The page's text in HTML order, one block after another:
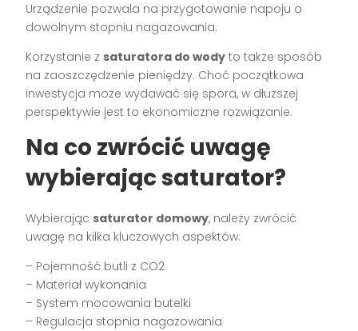
Urządzenie pozwala na przygotowanie napoju o
dowolnym stopniu nagazowania.
Korzystanie z saturatora do wody to także sposób
na zaoszczędzenie pieniędzy. Choć początkowa
inwestycja może wydawać się spora, w dłuższej
perspektywie jest to ekonomiczne rozwiązanie.
Na co zwrócić uwagę
wybierając saturator?
Wybierając saturator domowy, należy zwrócić
uwagę na kilka kluczowych aspektów:
– Pojemność butli z CO2
– Materiał wykonania
– System mocowania butelki
– Regulacja stopnia nagazowania